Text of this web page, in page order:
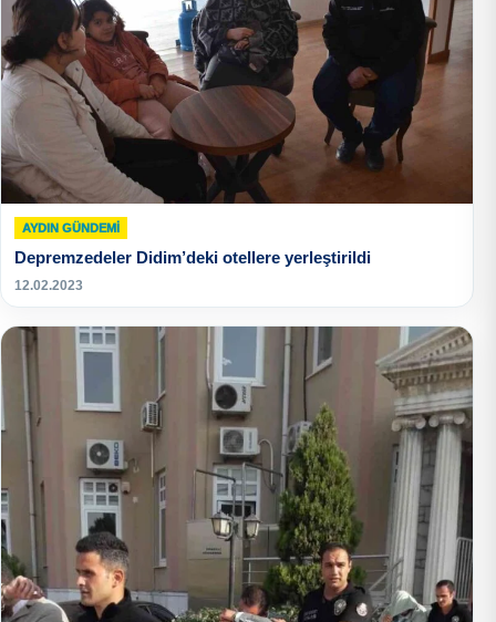
AYDIN GÜNDEMI
Depremzedeler Didim’deki otellere yerleştirildi
12.02.2023